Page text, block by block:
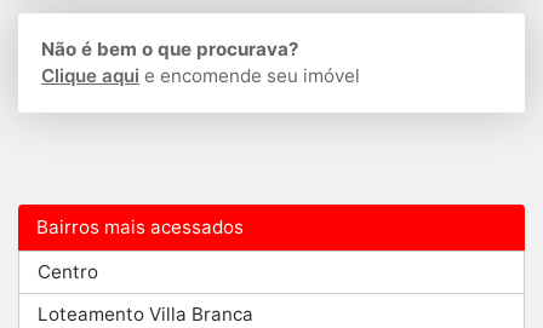
Não é bem o que procurava?
Clique aqui e encomende seu imóvel
Bairros mais acessados
Centro
Loteamento Villa Branca